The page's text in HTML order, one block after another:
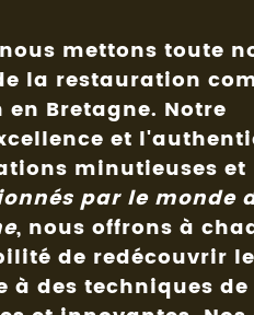
nous mettons toute
la restauration
Bretagne. Notre
et
minutieuses et
par le monde
, nous offrons à
de redécouvrir
à des techniques de